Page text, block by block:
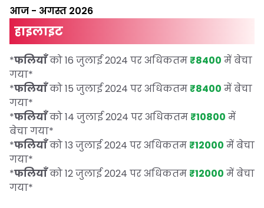
आज - अगस्त 2026
हाइलाइट
*फलियाँको 16 जुलाई 2024 पर अधिकतम ₹8400 में बेचा
गया*
*फलियाँको 15 जुलाई 2024 पर अधिकतम ₹8400 में बेचा
गया*
*फलियाँको 14 जुलाई 2024 पर अधिकतम ₹10800 में
बेचा गया*
*फलियाँको 13 जुलाई 2024 पर अधिकतम ₹12000 में बेचा
गया*
*फलियाँको 12 जुलाई 2024 पर अधिकतम ₹12000 में बेचा
गया*